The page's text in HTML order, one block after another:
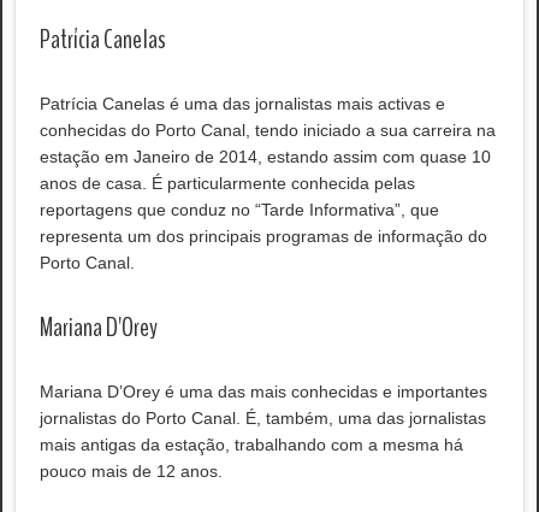
Patrícia Canelas
Patrícia Canelas é uma das jornalistas mais activas e
conhecidas do Porto Canal, tendo iniciado a sua carreira na
estação em Janeiro de 2014, estando assim com quase 10
anos de casa. É particularmente conhecida pelas
reportagens que conduz no “Tarde Informativa”, que
representa um dos principais programas de informação do
Porto Canal.
Mariana D'Orey
Mariana D’Orey é uma das mais conhecidas e importantes
jornalistas do Porto Canal. É, também, uma das jornalistas
mais antigas da estação, trabalhando com a mesma há
pouco mais de 12 anos.